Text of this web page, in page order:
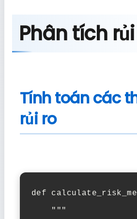
Phân tích
Tính toán các
rủi ro
def
    """